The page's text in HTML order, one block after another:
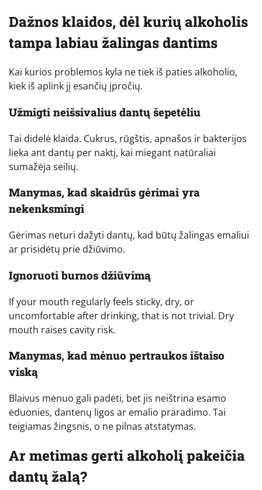
Dažnos klaidos, dėl kurių alkoholis
tampa labiau žalingas dantims
Kai kurios problemos kyla ne tiek iš paties alkoholio,
kiek iš aplink jį esančių įpročių.
Užmigti neišsivalius dantų šepetėliu
Tai didelė klaida. Cukrus, rūgštis, apnašos ir bakterijos
lieka ant dantų per naktį, kai miegant natūraliai
sumažėja seilių.
Manymas, kad skaidrūs gėrimai yra
nekenksmingi
Gėrimas neturi dažyti dantų, kad būtų žalingas emaliui
ar prisidėtų prie džiūvimo.
Ignoruoti burnos džiūvimą
If your mouth regularly feels sticky, dry, or
uncomfortable after drinking, that is not trivial. Dry
mouth raises cavity risk.
Manymas, kad mėnuo pertraukos ištaiso
viską
Blaivus mėnuo gali padėti, bet jis neištrina esamo
ėduonies, dantenų ligos ar emalio praradimo. Tai
teigiamas žingsnis, o ne pilnas atstatymas.
Ar metimas gerti alkoholį pakeičia
dantų žalą?